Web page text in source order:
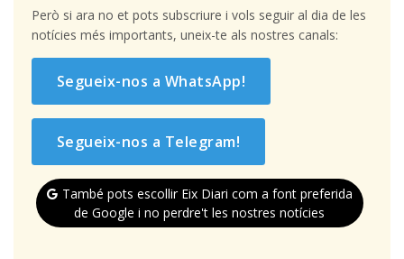
Però si ara no et pots subscriure i vols seguir al dia de les
notícies més importants, uneix-te als nostres canals:
Segueix-nos a WhatsApp!
Segueix-nos a Telegram!
També pots escollir Eix Diari com a font preferida
de Google i no perdre't les nostres notícies